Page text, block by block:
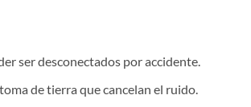
ser desconectados por accidente.
de tierra que cancelan el ruido.